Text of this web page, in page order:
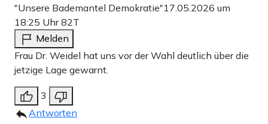
"Unsere Bademantel Demokratie"17.05.2026 um
18:25 Uhr82T
Melden
Frau Dr. Weidel hat uns vor der Wahl deutlich über die
jetzige Lage gewarnt.
3
Antworten